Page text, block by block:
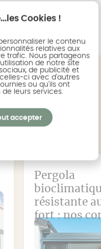
les
Pergola
résistante
fort : nos
Cookies !
le contenu
relatives aux
trafic. Nous partageons
de notre site
de publicité et
ci avec d'autres
ou qu'ils ont
leurs services.
accepter